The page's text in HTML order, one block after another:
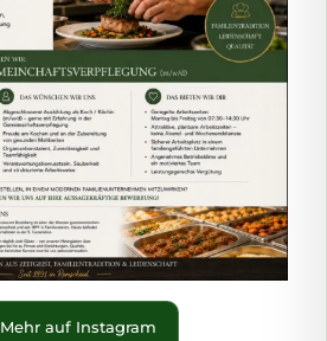
Mehr auf Instagram